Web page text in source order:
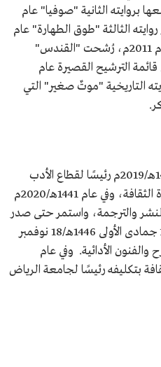
بروايته الثانية "صوفيا" عام
الثالثة "طوق الطهارة" عام
2007م، ثم الرابعة "القندس" عام 2011م، رُشحت "القندس"
الترشيح القصيرة عام
أصدر روايته التاريخية "موتٌ صغير" التي
عُيّن محمد حسن علوان عام 1440هـ/2019م رئيسًا لقطاع الأدب
والنشر والترجمة تحت مظلة وزارة الثقافة، وفي عام 1441هـ/2020م
والترجمة، واستمر حتى صدر
قرار تعيينه من وزير الثقافة في 16 جمادى الأولى 1446هـ/18 نوفمبر
والفنون الأدائية. وفي عام
الثقافة بتكليفه رئيسًا لجامعة الرياض